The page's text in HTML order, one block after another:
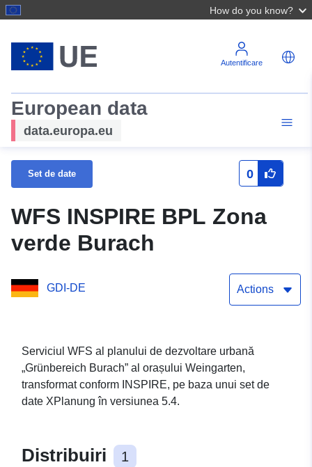
How do you know?
Autentificare
European data
data.europa.eu
Set de date 0
WFS INSPIRE BPL Zona
verde Burach
GDI-DE Actions
Serviciul WFS al planului de dezvoltare urbană
„Grünbereich Burach” al orașului Weingarten,
transformat conform INSPIRE, pe baza unui set de
date XPlanung în versiunea 5.4.
Distribuiri 1